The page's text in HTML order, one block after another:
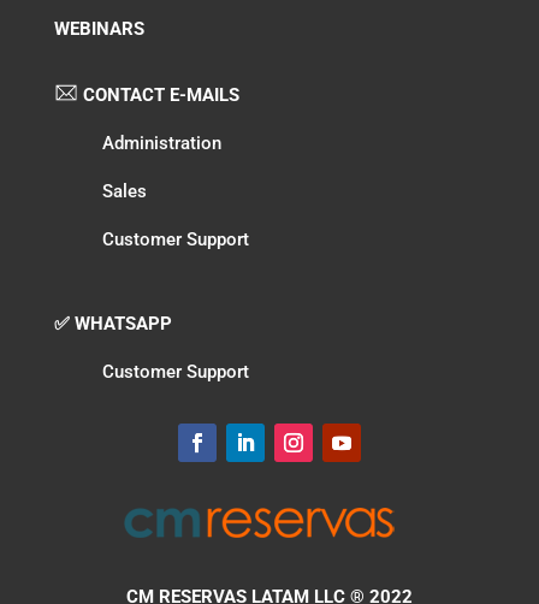
WEBINARS
CONTACT E-MAILS
Administration
Sales
Customer Support
✅ WHATSAPP
Customer Support
CM RESERVAS LATAM LLC ® 2022